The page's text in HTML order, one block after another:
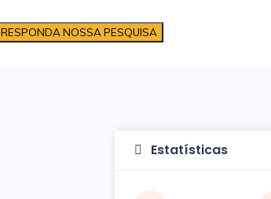
RESPONDA NOSSA PESQUISA
Estatísticas